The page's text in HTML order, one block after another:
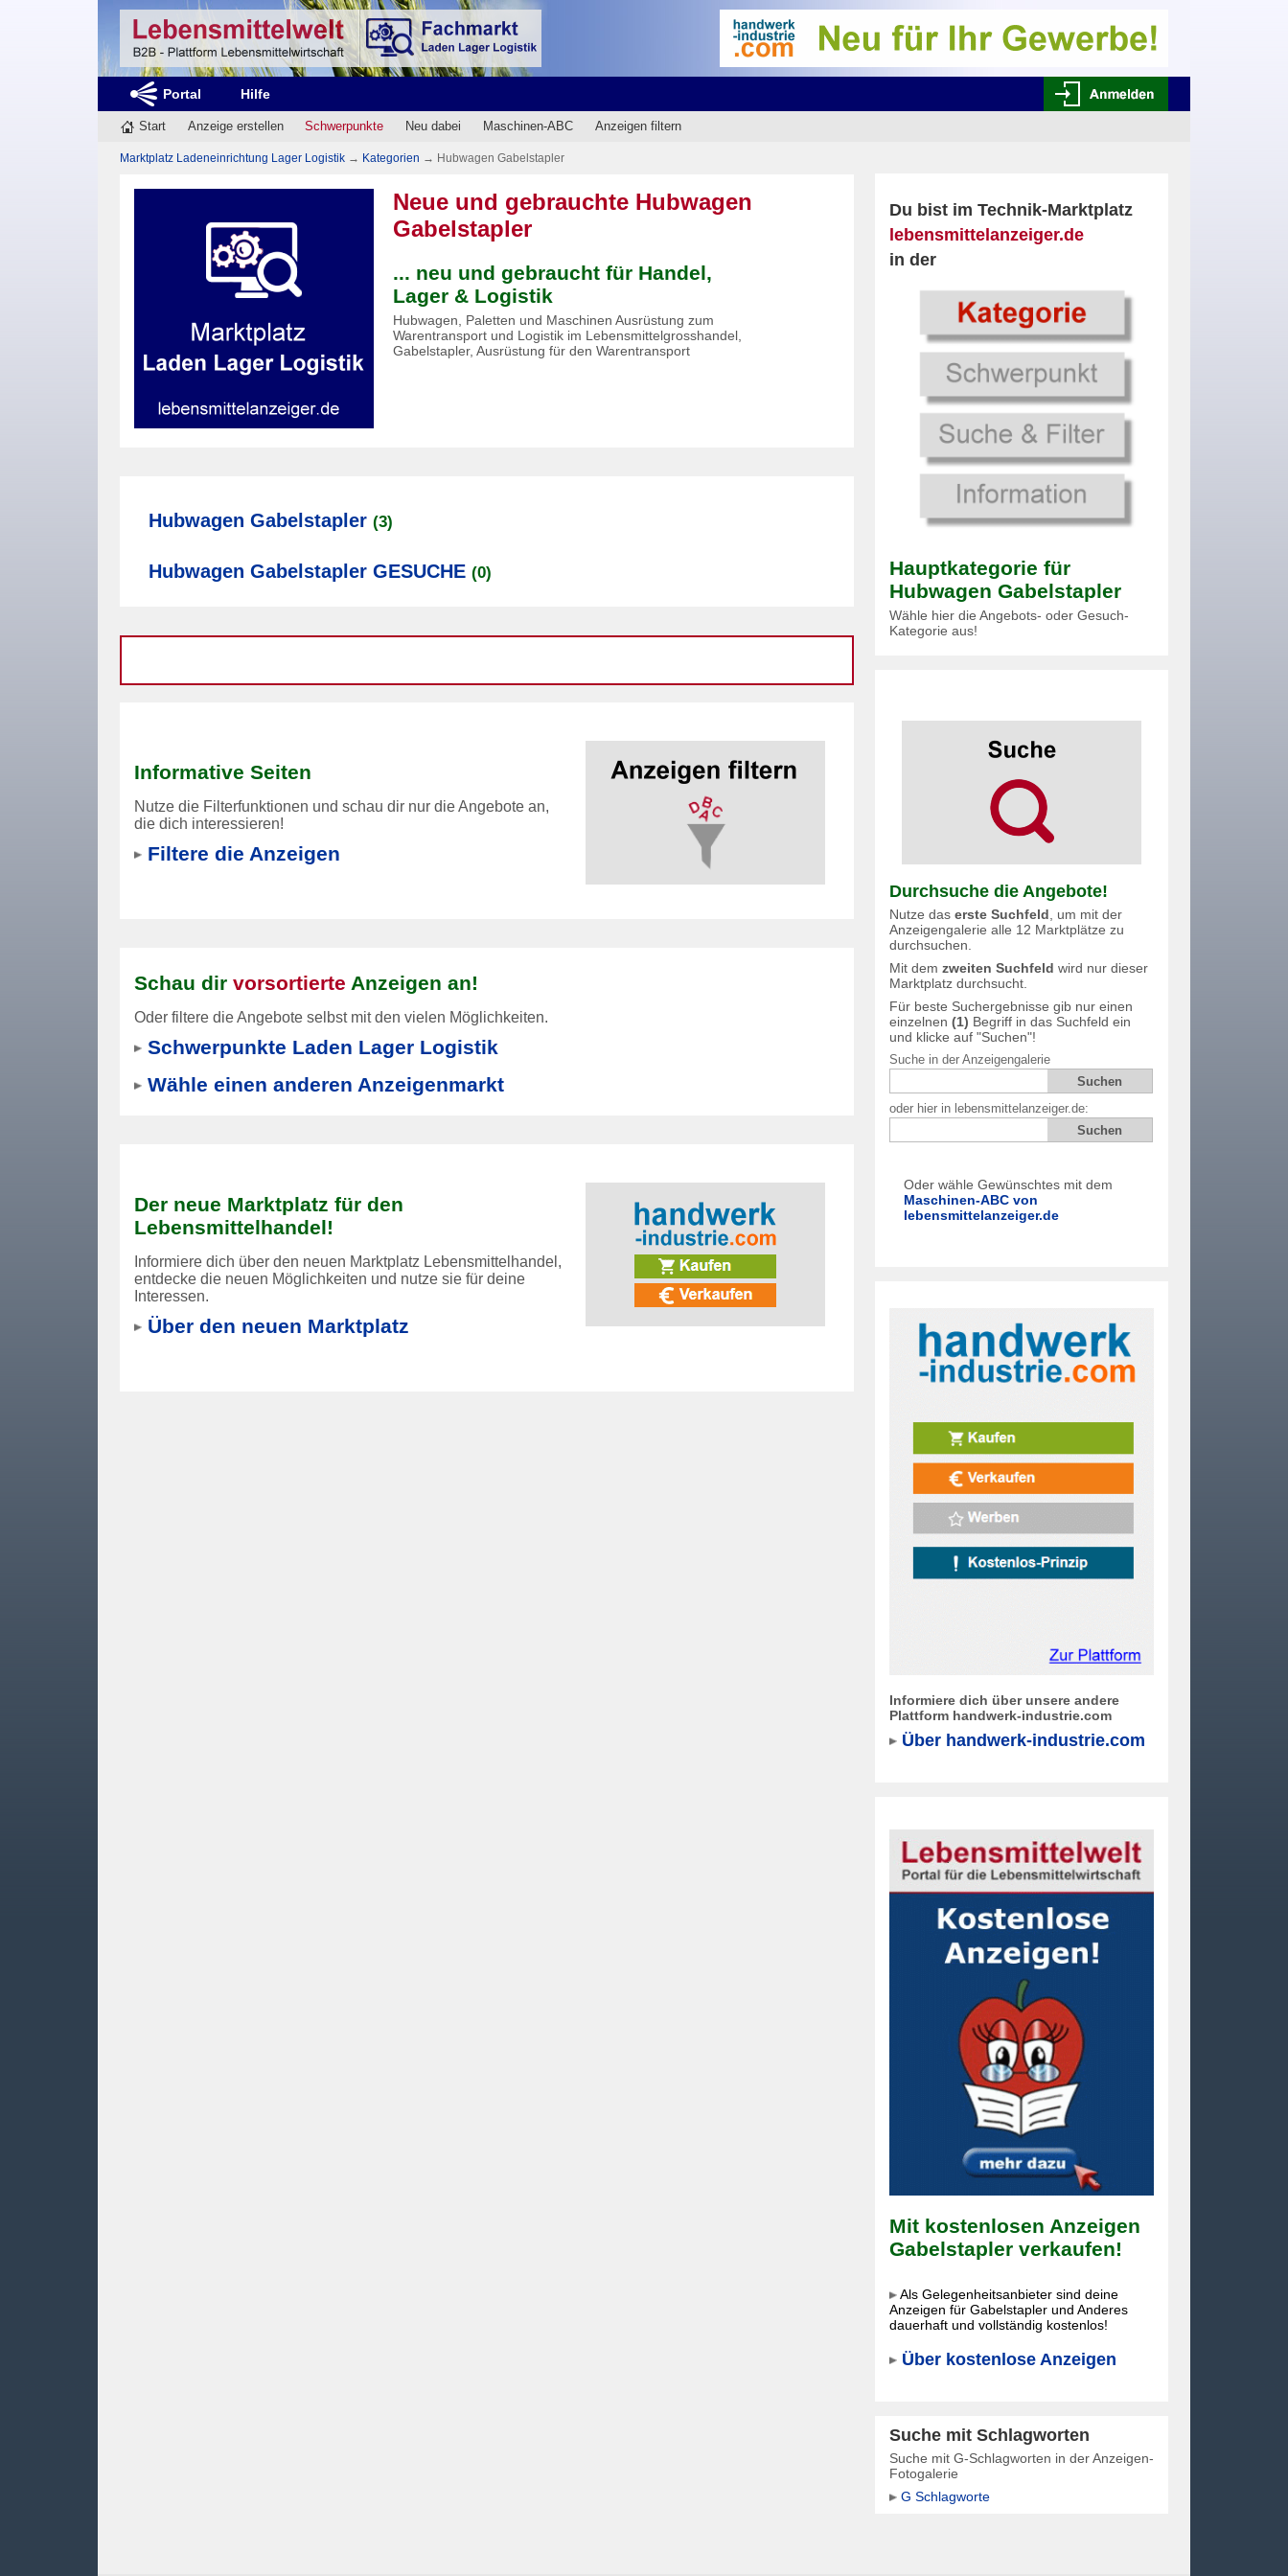
Portal Hilfe
Start Anzeige erstellen Schwerpunkte Neu dabei Maschinen-ABC Anzeigen filtern
Du bist im Technik-Marktplatz
lebensmittelanzeiger.de
in der
Hauptkategorie für
Hubwagen Gabelstapler
Wähle hier die Angebots- oder Gesuch-
Kategorie aus!
Durchsuche die Angebote!
Nutze das erste Suchfeld, um mit der
Anzeigengalerie alle 12 Marktplätze zu
durchsuchen.
Mit dem zweiten Suchfeld wird nur dieser
Marktplatz durchsucht.
Für beste Suchergebnisse gib nur einen
einzelnen (1) Begriff in das Suchfeld ein
und klicke auf "Suchen"!
Suche in der Anzeigengalerie
oder hier in lebensmittelanzeiger.de:
Oder wähle Gewünschtes mit dem
Maschinen-ABC von
lebensmittelanzeiger.de
Informiere dich über unsere andere
Plattform handwerk-industrie.com
Über handwerk-industrie.com
Mit kostenlosen Anzeigen
Gabelstapler verkaufen!
Als Gelegenheitsanbieter sind deine
Anzeigen für Gabelstapler und Anderes
dauerhaft und vollständig kostenlos!
Über kostenlose Anzeigen
Suche mit Schlagworten
Suche mit G-Schlagworten in der Anzeigen-
Fotogalerie
G Schlagworte
Marktplatz Ladeneinrichtung Lager Logistik → Kategorien → Hubwagen Gabelstapler
Neue und gebrauchte Hubwagen
Gabelstapler
... neu und gebraucht für Handel,
Lager & Logistik
Hubwagen, Paletten und Maschinen Ausrüstung zum
Warentransport und Logistik im Lebensmittelgrosshandel,
Gabelstapler, Ausrüstung für den Warentransport
Hubwagen Gabelstapler (3)
Hubwagen Gabelstapler GESUCHE (0)
Informative Seiten
Nutze die Filterfunktionen und schau dir nur die Angebote an,
die dich interessieren!
Filtere die Anzeigen
Schau dir vorsortierte Anzeigen an!
Oder filtere die Angebote selbst mit den vielen Möglichkeiten.
Schwerpunkte Laden Lager Logistik
Wähle einen anderen Anzeigenmarkt
Der neue Marktplatz für den
Lebensmittelhandel!
Informiere dich über den neuen Marktplatz Lebensmittelhandel,
entdecke die neuen Möglichkeiten und nutze sie für deine
Interessen.
Über den neuen Marktplatz